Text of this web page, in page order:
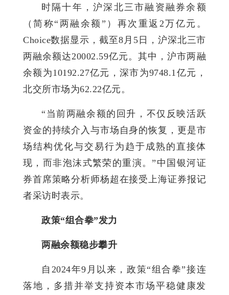
时隔十年，沪深北三市融资融券余额
（简称“两融余额”）再次重返2万亿元。
Choice数据显示，截至8月5日，沪深北三市
两融余额达20002.59亿元。其中，沪市两融
余额为10192.27亿元，深市为9748.1亿元，
北交所市场为62.22亿元。
“当前两融余额的回升，不仅反映活跃
资金的持续介入与市场自身的恢复，更是市
场结构优化与交易行为趋于成熟的直接体
现，而非泡沫式繁荣的重演。”中国银河证
券首席策略分析师杨超在接受上海证券报记
者采访时表示。
政策“组合拳”发力
两融余额稳步攀升
自2024年9月以来，政策“组合拳”接连
落地，多措并举支持资本市场平稳健康发